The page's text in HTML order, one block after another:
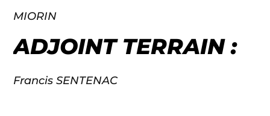
MIORIN
ADJOINT TERRAIN :
Francis SENTENAC